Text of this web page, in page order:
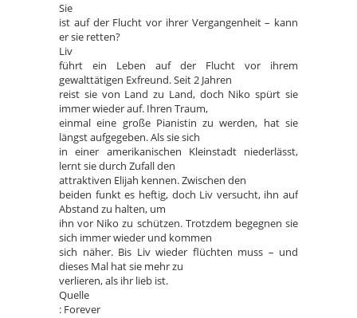
Sie
ist auf der Flucht vor ihrer Vergangenheit – kann
er sie retten?
Liv
führt ein Leben auf der Flucht vor ihrem
gewalttätigen Exfreund. Seit 2 Jahren
reist sie von Land zu Land, doch Niko spürt sie
immer wieder auf. Ihren Traum,
einmal eine große Pianistin zu werden, hat sie
längst aufgegeben. Als sie sich
in einer amerikanischen Kleinstadt niederlässt,
lernt sie durch Zufall den
attraktiven Elijah kennen. Zwischen den
beiden funkt es heftig, doch Liv versucht, ihn auf
Abstand zu halten, um
ihn vor Niko zu schützen. Trotzdem begegnen sie
sich immer wieder und kommen
sich näher. Bis Liv wieder flüchten muss – und
dieses Mal hat sie mehr zu
verlieren, als ihr lieb ist.
Quelle
: Forever